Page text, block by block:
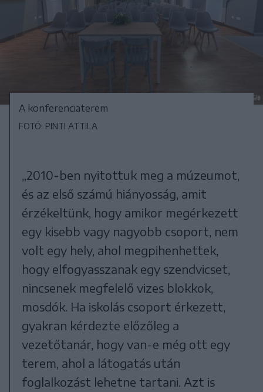
A konferenciaterem
FOTÓ: PINTI ATTILA
„2010-ben nyitottuk meg a múzeumot,
és az első számú hiányosság, amit
érzékeltünk, hogy amikor megérkezett
egy kisebb vagy nagyobb csoport, nem
volt egy hely, ahol megpihenhettek,
hogy elfogyasszanak egy szendvicset,
nincsenek megfelelő vizes blokkok,
mosdók. Ha iskolás csoport érkezett,
gyakran kérdezte előzőleg a
vezetőtanár, hogy van-e még ott egy
terem, ahol a látogatás után
foglalkozást lehetne tartani. Azt is